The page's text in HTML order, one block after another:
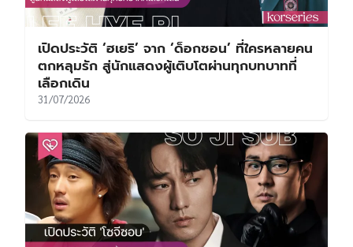
เปิดประวัติ ‘ฮเยริ’ จาก ‘ด็อกซอน’ ที่ใครหลายคน
ตกหลุมรัก สู่นักแสดงผู้เติบโตผ่านทุกบทบาทที่
เลือกเดิน
31/07/2026